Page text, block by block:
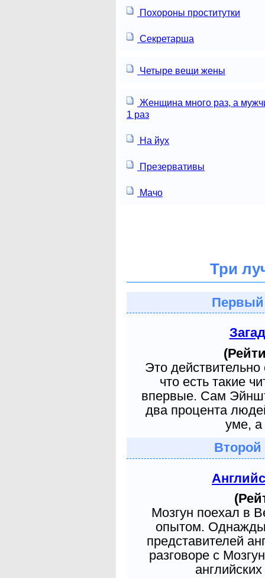
Похороны проститутки
Секретарша
Четыре вещи жены
Женщина много раз, а
1 раз
На йух
Презервативы
Мачо
Три
Это
что есть такие
впервые. Сам
два процента
уме, а
Мозгун поехал в
опытом. Однажды
представителей
разговоре с